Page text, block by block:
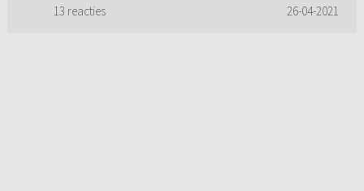
13 reacties 26-04-2021